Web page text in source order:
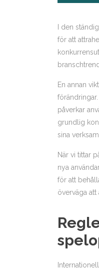
I den
för att
En annan
påverkar
grundlig
sina
När vi tittar
nya
för att
överväga